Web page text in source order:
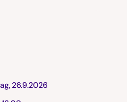
,26.9.2026